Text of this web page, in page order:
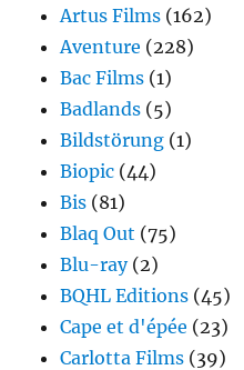
Artus Films (162)
Aventure (228)
Bac Films (1)
Badlands (5)
Bildstörung (1)
Biopic (44)
Bis (81)
Blaq Out (75)
Blu-ray(2)
BQHL Editions (45)
Cape et d'épée (23)
Carlotta Films (39)